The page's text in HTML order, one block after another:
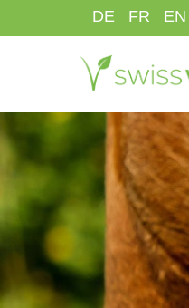
to
DE FR EN